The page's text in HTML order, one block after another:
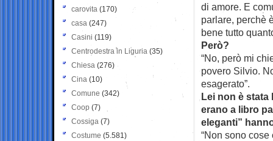
di amore. E
parlare, perchè
bene tutto
Però?
“No, però mi
povero Silvio.
esagerato”.
Lei non è stata
erano a libro
eleganti”
“Non sono cose
carovita (170)
casa (247)
Casini (119)
Centrodestra in Liguria (35)
Chiesa (276)
Cina (10)
Comune (342)
Coop (7)
Cossiga (7)
Costume (5.581)